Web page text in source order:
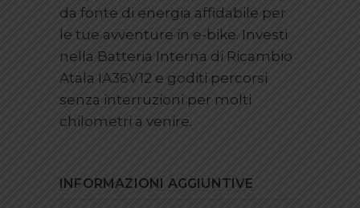
da fonte di energia affidabile per
le tue avventure in e-bike. Investi
nella Batteria Interna di Ricambio
Atala IA36V12 e goditi percorsi
senza interruzioni per molti
chilometri a venire.
INFORMAZIONI AGGIUNTIVE